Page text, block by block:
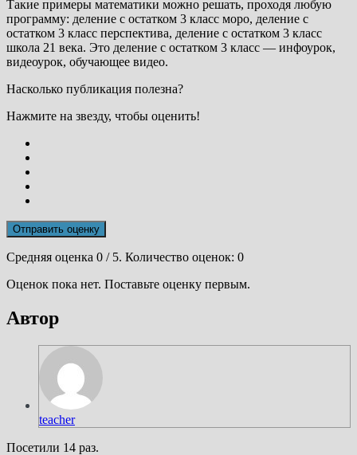
Такие примеры математики можно решать, проходя любую
программу: деление с остатком 3 класс моро, деление с
остатком 3 класс перспектива, деление с остатком 3 класс
школа 21 века. Это деление с остатком 3 класс — инфоурок,
видеоурок, обучающее видео.
Насколько публикация полезна?
Нажмите на звезду, чтобы оценить!
Отправить оценку
Средняя оценка 0 / 5. Количество оценок: 0
Оценок пока нет. Поставьте оценку первым.
Автор
teacher
Посетили 14 раз.